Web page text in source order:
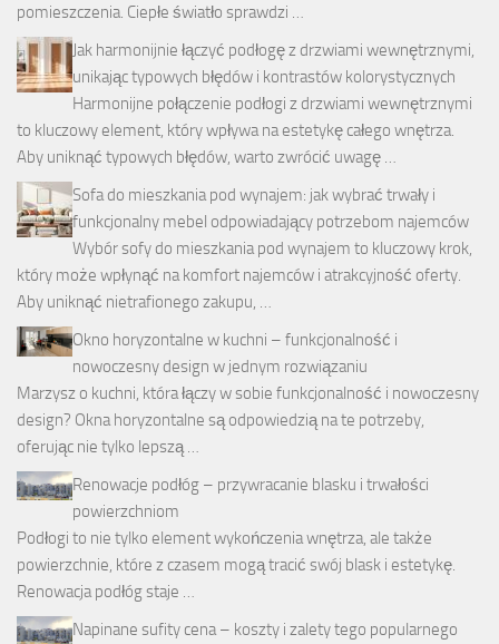
pomieszczenia. Ciepłe światło sprawdzi …
Jak harmonijnie łączyć podłogę z drzwiami wewnętrznymi,
unikając typowych błędów i kontrastów kolorystycznych
Harmonijne połączenie podłogi z drzwiami wewnętrznymi
to kluczowy element, który wpływa na estetykę całego wnętrza.
Aby uniknąć typowych błędów, warto zwrócić uwagę …
Sofa do mieszkania pod wynajem: jak wybrać trwały i
funkcjonalny mebel odpowiadający potrzebom najemców
Wybór sofy do mieszkania pod wynajem to kluczowy krok,
który może wpłynąć na komfort najemców i atrakcyjność oferty.
Aby uniknąć nietrafionego zakupu, …
Okno horyzontalne w kuchni – funkcjonalność i
nowoczesny design w jednym rozwiązaniu
Marzysz o kuchni, która łączy w sobie funkcjonalność i nowoczesny
design? Okna horyzontalne są odpowiedzią na te potrzeby,
oferując nie tylko lepszą …
Renowacje podłóg – przywracanie blasku i trwałości
powierzchniom
Podłogi to nie tylko element wykończenia wnętrza, ale także
powierzchnie, które z czasem mogą tracić swój blask i estetykę.
Renowacja podłóg staje …
Napinane sufity cena – koszty i zalety tego popularnego